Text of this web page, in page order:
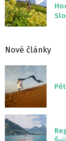
Nové články